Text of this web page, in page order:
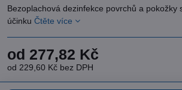
Bezoplachová dezinfekce povrchů a pokožky
účinku Čtěte více
od 277,82 Kč
od 229,60 Kč bez DPH